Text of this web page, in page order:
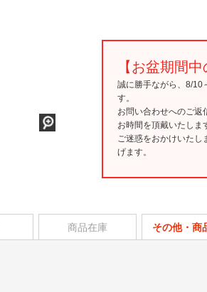
【お盆期間
誠に勝手ながら、8/10
す。
お問い合わせへのご返
お時間を頂戴いたしま
ご迷惑をおかけいたし
げます。
商品在庫 その他・商